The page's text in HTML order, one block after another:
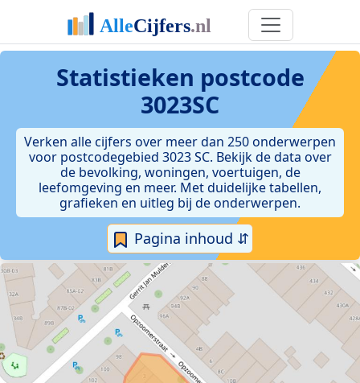
Statistieken postcode
3023SC
Verken alle cijfers over meer dan 250 onderwerpen
voor postcodegebied 3023 SC. Bekijk de data over
de bevolking, woningen, voertuigen, de
leefomgeving en meer. Met duidelijke tabellen,
grafieken en uitleg bij de onderwerpen.
Pagina inhoud ⇵